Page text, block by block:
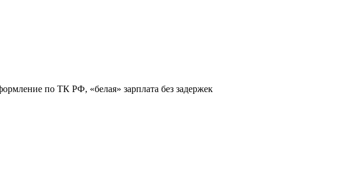
по ТК РФ, «белая» зарплата без задержек